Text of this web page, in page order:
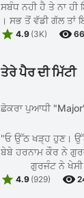
ਸਬੰਧ ਨਹੀ ਹੈ ਤੇ ਨਾ ਹੀ
। ਸਭ ਤੋਂ ਵੱਡੀ ਗੱਲ ਤਾਂ
ਨਹੀ ਹੈ । ਇਸ ਵਾਰ ਮੈ
 4.9 (3K) 
ਤੇਰੇ ਪੈਰ ਦੀ ਮਿੱਟੀ
ਛੋਕਰਾ ਪੁਆਧੀ
"ਓ ਉੱਠ ਖੜ੍ਹ ਹੁਣ।
ਬੇਬੇ ਹਰਨਾਮ ਕੌਰ ਨੇ
ਗੁਰਜੰਟ ਨੇ ਖੇਸੀ
ਬੋਲਿਆ, "ਸਾਰੀ ਉਮਰ
 4.9 (929) 